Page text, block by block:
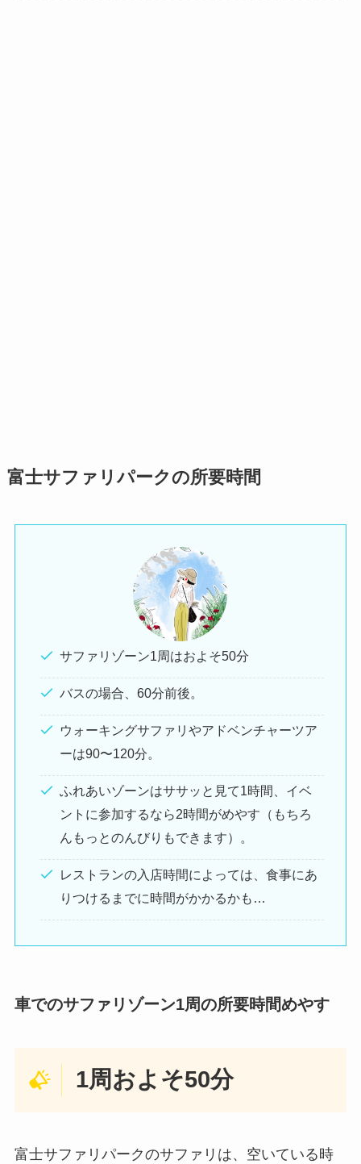
富士サファリパークの所要時間
サファリゾーン1周はおよそ50分
バスの場合、60分前後。
ウォーキングサファリやアドベンチャーツア
ーは90〜120分。
ふれあいゾーンはササッと見て1時間、イベ
ントに参加するなら2時間がめやす（もちろ
んもっとのんびりもできます）。
レストランの入店時間によっては、食事にあ
りつけるまでに時間がかかるかも…
車でのサファリゾーン1周の所要時間めやす
1周およそ50分
富士サファリパークのサファリは、空いている時